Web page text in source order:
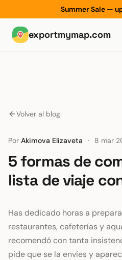
Summer Sale —
exportmymap.com
Volver al blog
Por Akimova Elizaveta · 8 mar
5 formas de
lista de viaje
Has dedicado horas a
restaurantes, cafeterías y
recomendó con tanta
pide que se la envíes y